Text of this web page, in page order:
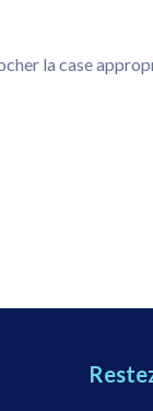
la case